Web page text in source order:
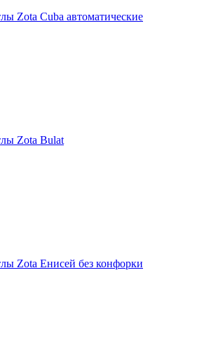
Zota Cuba автоматические
Zota Bulat
Zota Енисей без конфорки